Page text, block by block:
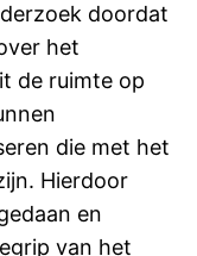
doordat
het
de ruimte op
die met het
Hierdoor
en
van het